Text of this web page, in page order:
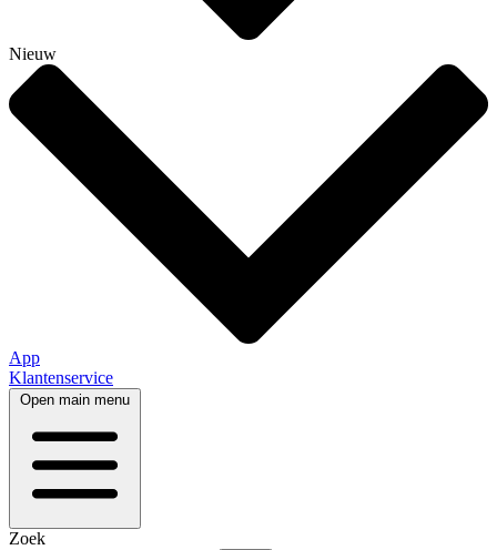
Nieuw
App
Klantenservice
Open main menu
Zoek